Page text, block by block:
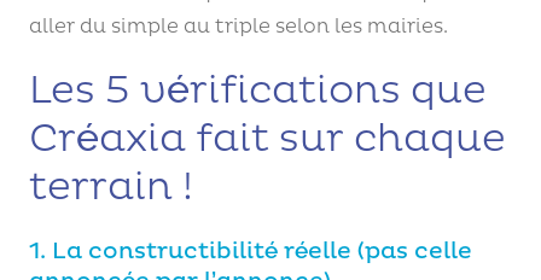
aller du simple au triple selon les mairies.
Les 5 vérifications que
Créaxia fait sur chaque
terrain !
1. La constructibilité réelle (pas celle